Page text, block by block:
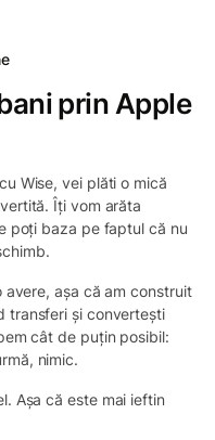
prin Apple
Wise, vei plăti o mică
Îți vom arăta
poți baza pe faptul că nu
așa că am construit
transferi și convertești
cât de puțin posibil:
nimic.
Așa că este mai ieftin